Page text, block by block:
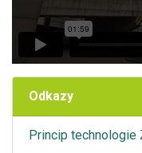
Odkazy
Princip technologie